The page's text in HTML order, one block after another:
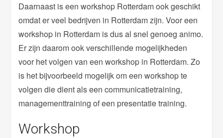
Daarnaast is een workshop Rotterdam ook geschikt
omdat er veel bedrijven in Rotterdam zijn. Voor een
workshop in Rotterdam is dus al snel genoeg animo.
Er zijn daarom ook verschillende mogelijkheden
voor het volgen van een workshop in Rotterdam. Zo
is het bijvoorbeeld mogelijk om een workshop te
volgen die dient als een communicatietraining,
managementtraining of een presentatie training.
Workshop